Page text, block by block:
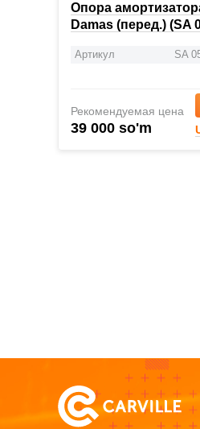
Опора
Damas (перед.) (SA
Артикул SA
Рекомендуемая цена
39 000 so'm